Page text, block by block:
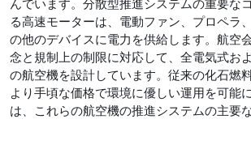
んでいます。分散型推進システムの重要な
る高速モーターは、電動ファン、プロペラ
の他のデバイスに電力を供給します。航空
念と規制上の制限に対応して、全電気式お
の航空機を設計しています。従来の化石燃
より手頃な価格で環境に優しい運用を可能
は、これらの航空機の推進システムの主要